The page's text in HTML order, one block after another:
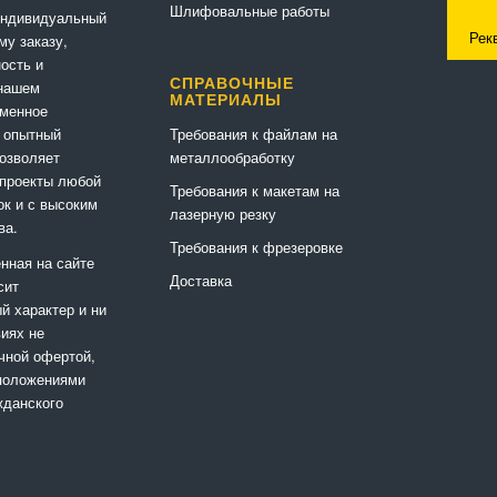
заказу,
и
опытный
любой
и с высоким
на сайте
характер и ни
не
офертой,
Шлифовальные работы
СПРАВОЧНЫЕ
МАТЕРИАЛЫ
Требования к файлам на
металлообработку
Требования к макетам на
лазерную резку
Требования к фрезеровке
Доставка